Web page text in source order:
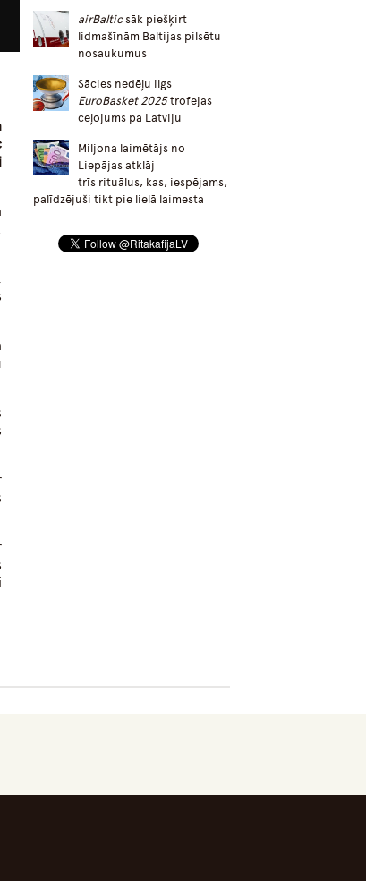
airBalticsāk piešķirt
lidmašīnām Baltijas pilsētu
nosaukumus
Sācies nedēļu ilgs
EuroBasket 2025trofejas
ceļojums pa Latviju
Miljona laimētājs no
Liepājas atklāj
trīs rituālus, kas, iespējams,
palīdzējuši tikt pie lielā laimesta